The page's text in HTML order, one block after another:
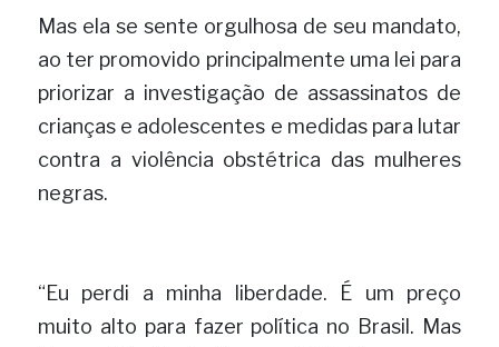
Mas ela se sente orgulhosa de seu mandato,
ao ter promovido principalmente uma lei para
priorizar a investigação de assassinatos de
crianças e adolescentes e medidas para lutar
contra a violência obstétrica das mulheres
negras.
“Eu perdi a minha liberdade. É um preço
muito alto para fazer política no Brasil. Mas